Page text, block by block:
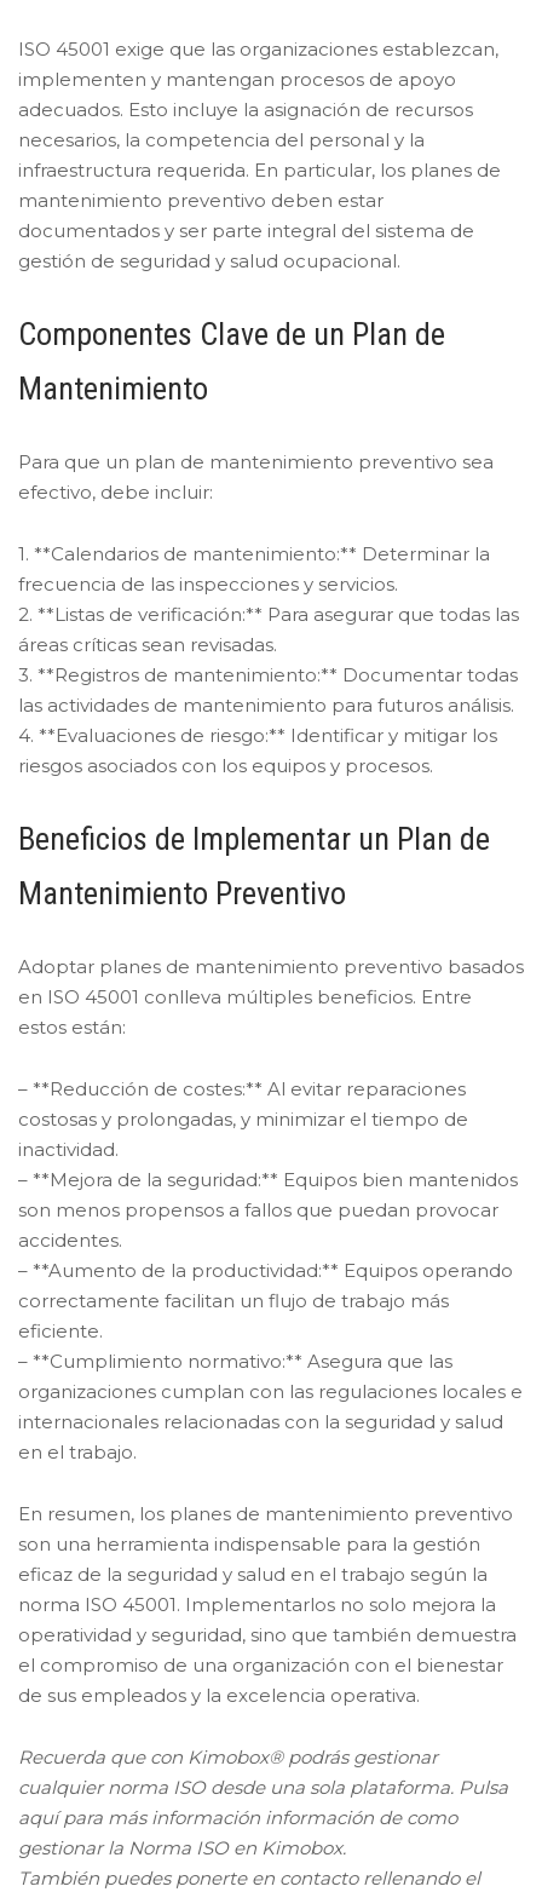
ISO 45001 exige que las organizaciones establezcan,
implementen y mantengan procesos de apoyo
adecuados. Esto incluye la asignación de recursos
necesarios, la competencia del personal y la
infraestructura requerida. En particular, los planes de
mantenimiento preventivo deben estar
documentados y ser parte integral del sistema de
gestión de seguridad y salud ocupacional.
Componentes Clave de un Plan de
Mantenimiento
Para que un plan de mantenimiento preventivo sea
efectivo, debe incluir:
1. **Calendarios de mantenimiento:** Determinar la
frecuencia de las inspecciones y servicios.
2. **Listas de verificación:** Para asegurar que todas las
áreas críticas sean revisadas.
3. **Registros de mantenimiento:** Documentar todas
las actividades de mantenimiento para futuros análisis.
4. **Evaluaciones de riesgo:** Identificar y mitigar los
riesgos asociados con los equipos y procesos.
Beneficios de Implementar un Plan de
Mantenimiento Preventivo
Adoptar planes de mantenimiento preventivo basados
en ISO 45001 conlleva múltiples beneficios. Entre
estos están:
– **Reducción de costes:** Al evitar reparaciones
costosas y prolongadas, y minimizar el tiempo de
inactividad.
– **Mejora de la seguridad:** Equipos bien mantenidos
son menos propensos a fallos que puedan provocar
accidentes.
– **Aumento de la productividad:** Equipos operando
correctamente facilitan un flujo de trabajo más
eficiente.
– **Cumplimiento normativo:** Asegura que las
organizaciones cumplan con las regulaciones locales e
internacionales relacionadas con la seguridad y salud
en el trabajo.
En resumen, los planes de mantenimiento preventivo
son una herramienta indispensable para la gestión
eficaz de la seguridad y salud en el trabajo según la
norma ISO 45001. Implementarlos no solo mejora la
operatividad y seguridad, sino que también demuestra
el compromiso de una organización con el bienestar
de sus empleados y la excelencia operativa.
Recuerda que con Kimobox® podrás gestionar
cualquier norma ISO desde una sola plataforma. Pulsa
aquí para más información información de como
gestionar la Norma ISO en Kimobox.
También puedes ponerte en contacto rellenando el